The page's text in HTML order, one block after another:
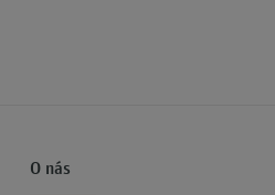
O nás